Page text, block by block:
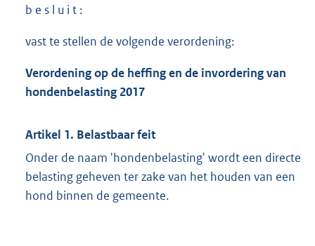
b e s l u i t :
vast te stellen de volgende verordening:
Verordening op de heffing en de invordering van
hondenbelasting 2017
Artikel 1. Belastbaar feit
Onder de naam 'hondenbelasting' wordt een directe
belasting geheven ter zake van het houden van een
hond binnen de gemeente.